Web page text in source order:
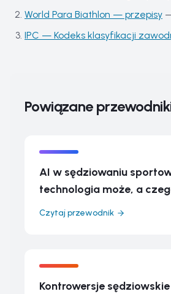
World Para Biathlon — przepisy
IPC — Kodeks klasyfikacji
Powiązane
AI w sędziowaniu
technologia może, a
Czytaj przewodnik
Kontrowersje